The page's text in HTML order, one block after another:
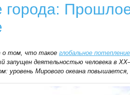
города:
о том, что такое глобальное потепление
запущен деятельностью человека в
уровень Мирового океана повышается,